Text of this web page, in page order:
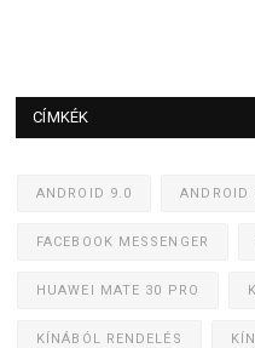
CÍMKÉK
ANDROID 9.0 ANDROID
FACEBOOK MESSENGER
HUAWEI MATE 30 PRO
KÍNÁBÓL RENDELÉS